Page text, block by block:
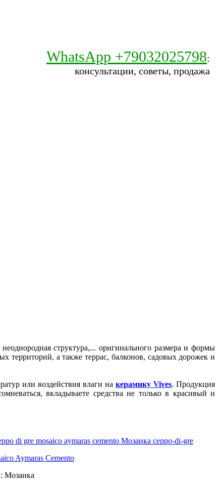
WhatsApp +79032025798:
консультации, советы, продажа
неоднородная структура,... оригинального размера и формы
территорий, а также террас, балконов, садовых дорожек и
или воздействия влаги на керамику Vives. Продукция
вкладываете средства не только в красивый и
Aymaras Cemento
Мозаика